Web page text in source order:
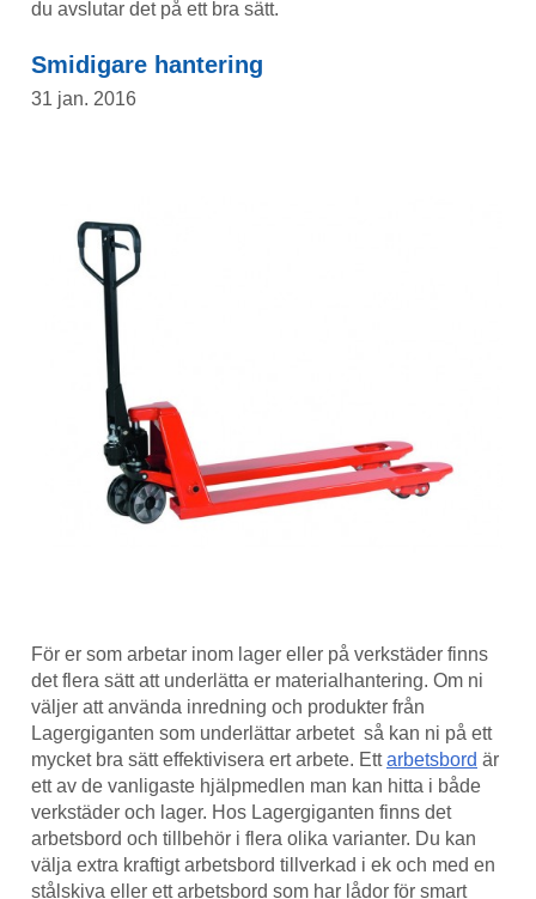
du avslutar det på ett bra sätt.
Smidigare hantering
31 jan. 2016
För er som arbetar inom lager eller på verkstäder finns
det flera sätt att underlätta er materialhantering. Om ni
väljer att använda inredning och produkter från
Lagergiganten som underlättar arbetet så kan ni på ett
mycket bra sätt effektivisera ert arbete. Ettarbetsbord är
ett av de vanligaste hjälpmedlen man kan hitta i både
verkstäder och lager. Hos Lagergiganten finns det
arbetsbord och tillbehör i flera olika varianter. Du kan
välja extra kraftigt arbetsbord tillverkad i ek och med en
stålskiva eller ett arbetsbord som har lådor för smart